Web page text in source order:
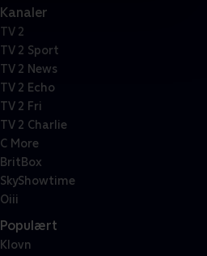
Kanaler
TV 2
TV 2 Sport
TV 2 News
TV 2 Echo
TV 2 Fri
TV 2 Charlie
C More
BritBox
SkyShowtime
Oiii
Populært
Klovn